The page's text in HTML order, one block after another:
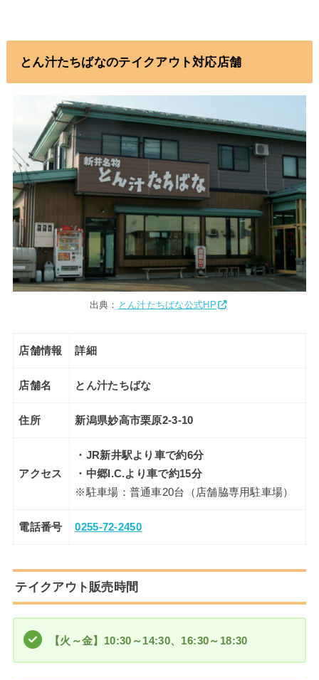
とん汁たちばなのテイクアウト対応店舗
出典： とん汁たちばな公式HP
店舗情報 詳細
店舗名 とん汁たちばな
住所 新潟県妙高市栗原2-3-10
アクセス
・JR新井駅より車で約6分
・中郷I.C.より車で約15分
※駐車場：普通車20台（店舗脇専用駐車場）
電話番号 0255-72-2450
テイクアウト販売時間
【火～金】10:30～14:30、16:30～18:30